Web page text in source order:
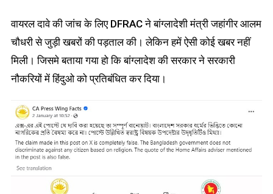
वायरल दावे की जांच के लिए DFRAC ने बांग्लादेशी मंत्री जहांगीर आलम
चौधरी से जुड़ी खबरों की पड़ताल की। लेकिन हमें ऐसी कोई खबर नहीं
मिली। जिसमे बताया गया हो कि बांग्लादेश की सरकार ने सरकारी
नौकरियों में हिंदुओ को प्रतिबंधित कर दिया।